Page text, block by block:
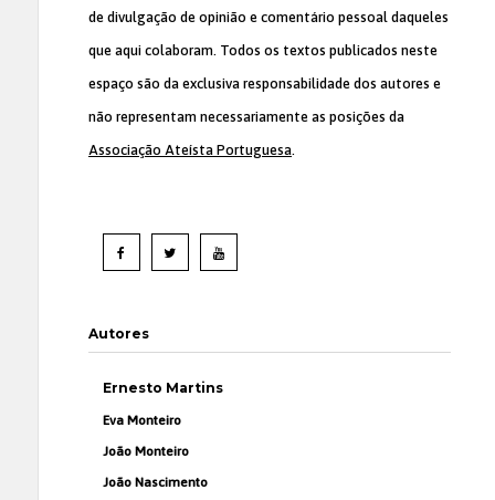
de divulgação de opinião e comentário pessoal daqueles
que aqui colaboram. Todos os textos publicados neste
espaço são da exclusiva responsabilidade dos autores e
não representam necessariamente as posições da
Associação Ateísta Portuguesa.
Autores
Ernesto Martins
Eva Monteiro
João Monteiro
João Nascimento